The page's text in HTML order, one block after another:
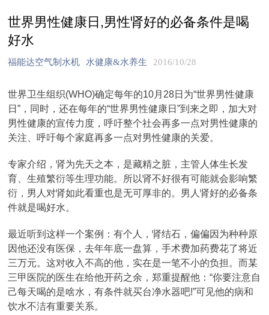
世界男性健康日,男性肾好的必备条件是喝
好水
福能达空气制水机 水健康&水养生 2016/10/28
世界卫生组织(WHO)确定每年的10月28日为“世界男性健康
日”，同时，还在每年的“世界男性健康日”到来之即，加大对
男性健康的宣传力度，呼吁整个社会再多一点对男性健康的
关注、呼吁每个家庭再多一点对男性健康的关爱。
专家介绍，肾为先天之本，是藏精之脏，主管人体生长发
育、生殖繁衍等生理功能。所以肾不好很有可能就会影响繁
衍，男人对肾如此看重也是无可厚非的。男人肾好的必备条
件就是喝好水。
最近听到这样一个案例：有个人，肾结石，偏偏因为种种原
因他还没有医保，去年年底一盘算，手术费加药费花了将近
三万元。这对收入不高的他，实在是一笔不小的负担。而某
三甲医院的医生在给他开药之余，郑重提醒他：“你要注意自
己每天喝的是啥水，有条件就买台净水器吧!”可见他的病和
饮水不洁有重要关系。